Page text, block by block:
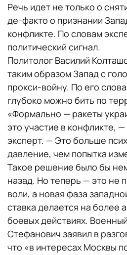
Речь идет не только о
де-факто о признании
конфликте. По словам
политический сигнал.
Политолог Василий
таким образом Запад с
прокси-войну. По его
глубоко можно бить по
«Формально — ракеты
это участие в конфликте,
эксперт. — Это больше
давление, чем попытка
Такое решение было бы
назад. Но теперь — это не
воли, а новая фаза
ставка делается на более
боевых действиях.
Стефанович заявил в
что «в интересах Москвы